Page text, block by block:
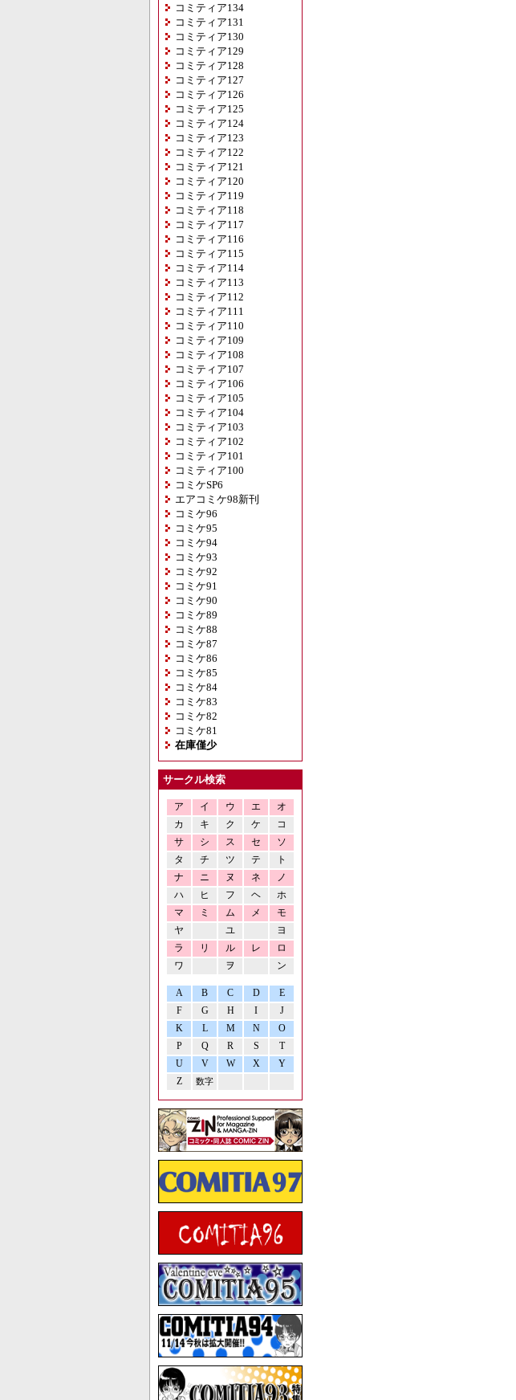
コミティア134
コミティア131
コミティア130
コミティア129
コミティア128
コミティア127
コミティア126
コミティア125
コミティア124
コミティア123
コミティア122
コミティア121
コミティア120
コミティア119
コミティア118
コミティア117
コミティア116
コミティア115
コミティア114
コミティア113
コミティア112
コミティア111
コミティア110
コミティア109
コミティア108
コミティア107
コミティア106
コミティア105
コミティア104
コミティア103
コミティア102
コミティア101
コミティア100
コミケSP6
エアコミケ98新刊
コミケ96
コミケ95
コミケ94
コミケ93
コミケ92
コミケ91
コミケ90
コミケ89
コミケ88
コミケ87
コミケ86
コミケ85
コミケ84
コミケ83
コミケ82
コミケ81
在庫僅少
サークル検索
ア イ ウ エ
オ
カ
キ ク ケ
コ
サ
シ ス セ
ソ
タ
チ ツ テ
ト
ナ
ニ ヌ ネ
ノ
ハ
ヒ フ ヘ
ホ
マ
ミ ム メ
モ
ヤ
ユ
ヨ
ラ
リ ル レ
ロ
ワ
ヲ ン
A B C D
E
F
G H I
J
K
L M N
O
P
Q R S
T
U
V W X
Y
Z
数字